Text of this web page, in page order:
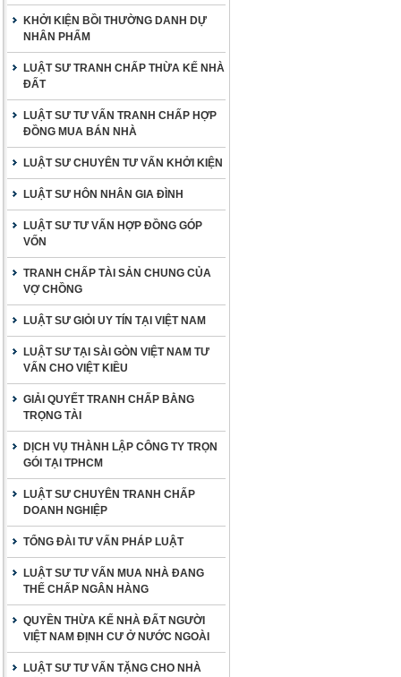
KHỞI KIỆN BỒI THƯỜNG DANH DỰ
NHÂN PHẨM
LUẬT SƯ TRANH CHẤP THỪA KẾ NHÀ
ĐẤT
LUẬT SƯ TƯ VẤN TRANH CHẤP HỢP
ĐỒNG MUA BÁN NHÀ
LUẬT SƯ CHUYÊN TƯ VẤN KHỞI KIỆN
LUẬT SƯ HÔN NHÂN GIA ĐÌNH
LUẬT SƯ TƯ VẤN HỢP ĐỒNG GÓP
VỐN
TRANH CHẤP TÀI SẢN CHUNG CỦA
VỢ CHỒNG
LUẬT SƯ GIỎI UY TÍN TẠI VIỆT NAM
LUẬT SƯ TẠI SÀI GÒN VIỆT NAM TƯ
VẤN CHO VIỆT KIỀU
GIẢI QUYẾT TRANH CHẤP BẰNG
TRỌNG TÀI
DỊCH VỤ THÀNH LẬP CÔNG TY TRỌN
GÓI TẠI TPHCM
LUẬT SƯ CHUYÊN TRANH CHẤP
DOANH NGHIỆP
TỔNG ĐÀI TƯ VẤN PHÁP LUẬT
LUẬT SƯ TƯ VẤN MUA NHÀ ĐANG
THẾ CHẤP NGÂN HÀNG
QUYỀN THỪA KẾ NHÀ ĐẤT NGƯỜI
VIỆT NAM ĐỊNH CƯ Ở NƯỚC NGOÀI
LUẬT SƯ TƯ VẤN TẶNG CHO NHÀ